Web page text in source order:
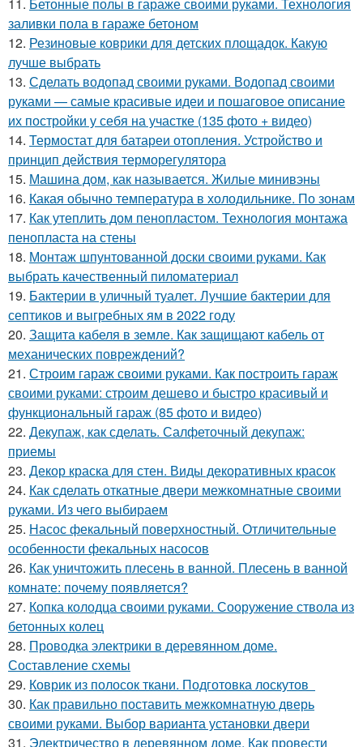
заливки пола в гараже бетоном
12. Резиновые коврики для детских площадок. Какую
лучше выбрать
13. Сделать водопад своими руками. Водопад своими
руками — самые красивые идеи и пошаговое описание
их постройки у себя на участке (135 фото + видео)
14. Термостат для батареи отопления. Устройство и
принцип действия терморегулятора
15. Машина дом, как называется. Жилые минивэны
16. Какая обычно температура в холодильнике. По зонам
17. Как утеплить дом пенопластом. Технология монтажа
пенопласта на стены
18. Монтаж шпунтованной доски своими руками. Как
выбрать качественный пиломатериал
19. Бактерии в уличный туалет. Лучшие бактерии для
септиков и выгребных ям в 2022 году
20. Защита кабеля в земле. Как защищают кабель от
механических повреждений?
21. Строим гараж своими руками. Как построить гараж
своими руками: строим дешево и быстро красивый и
функциональный гараж (85 фото и видео)
22. Декупаж, как сделать. Салфеточный декупаж:
приемы
23. Декор краска для стен. Виды декоративных красок
24. Как сделать откатные двери межкомнатные своими
руками. Из чего выбираем
25. Насос фекальный поверхностный. Отличительные
особенности фекальных насосов
26. Как уничтожить плесень в ванной. Плесень в ванной
комнате: почему появляется?
27. Копка колодца своими руками. Сооружение ствола из
бетонных колец
28. Проводка электрики в деревянном доме.
Составление схемы
29. Коврик из полосок ткани. Подготовка лоскутов
30. Как правильно поставить межкомнатную дверь
своими руками. Выбор варианта установки двери
31. Электричество в деревянном доме. Как провести